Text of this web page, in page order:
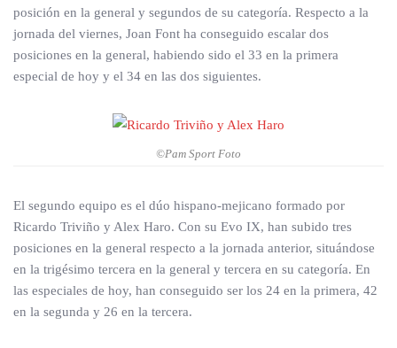
posición en la general y segundos de su categoría. Respecto a la
jornada del viernes, Joan Font ha conseguido escalar dos
posiciones en la general, habiendo sido el 33 en la primera
especial de hoy y el 34 en las dos siguientes.
©Pam Sport Foto
El segundo equipo es el dúo hispano-mejicano formado por
Ricardo Triviño y Alex Haro. Con su Evo IX, han subido tres
posiciones en la general respecto a la jornada anterior, situándose
en la trigésimo tercera en la general y tercera en su categoría. En
las especiales de hoy, han conseguido ser los 24 en la primera, 42
en la segunda y 26 en la tercera.